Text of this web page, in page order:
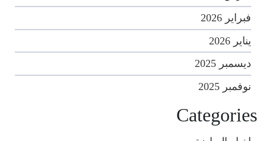
فبراير 2026
يناير 2026
ديسمبر 2025
نوفمبر 2025
Categories